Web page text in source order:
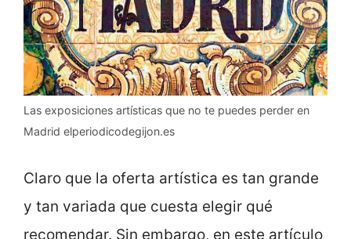
Las exposiciones artísticas que no te puedes perder en
Madrid elperiodicodegijon.es
Claro que la oferta artística es tan grande
y tan variada que cuesta elegir qué
recomendar. Sin embargo, en este artículo